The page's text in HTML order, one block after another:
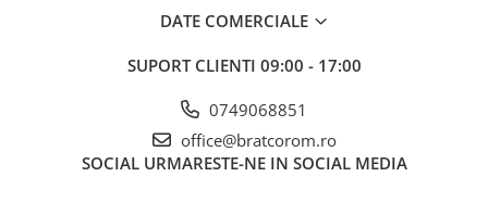
DATE COMERCIALE
SUPORT CLIENTI 09:00 - 17:00
0749068851
office@bratcorom.ro
SOCIAL URMARESTE-NE IN SOCIAL MEDIA